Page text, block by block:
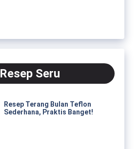
Resep Seru
Resep Terang Bulan Teflon
Sederhana, Praktis Banget!